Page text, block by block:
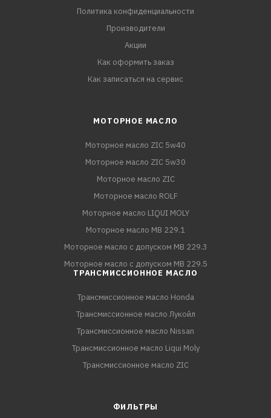
Политика конфиденциальности
Производители
Акции
Как оформить заказ
Как записаться на сервис
МОТОРНОЕ МАСЛО
Моторное масло ZIC 5w40
Моторное масло ZIC 5w30
Моторное масло ZIC
Моторное масло ROLF
Моторное масло LIQUI MOLY
Моторное масло MB 229.1
Моторное масло с допуском MB 229.3
Моторное масло с допуском MB 229.5
ТРАНСМИССИОННОЕ МАСЛО
Трансмиссионное масло Honda
Трансмиссионное масло Лукойл
Трансмиссионное масло Nissan
Трансмиссионное масло Liqui Moly
Трансмиссионное масло ZIC
ФИЛЬТРЫ